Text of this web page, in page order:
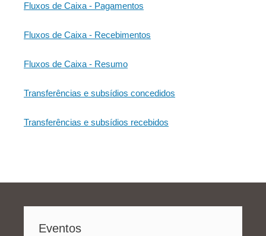
Fluxos de Caixa - Pagamentos
Fluxos de Caixa - Recebimentos
Fluxos de Caixa - Resumo
Transferências e subsídios concedidos
Transferências e subsídios recebidos
Eventos